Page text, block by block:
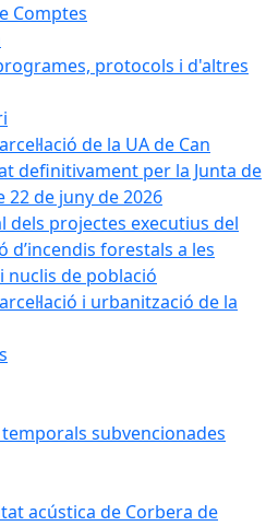
Comptes
protocols i d'altres
de la UA de Can
definitivament per la Junta de
22 de juny de 2026
dels projectes executius del
d’incendis forestals a les
nuclis de població
i urbanització de la
subvencionades
acústica de Corbera de